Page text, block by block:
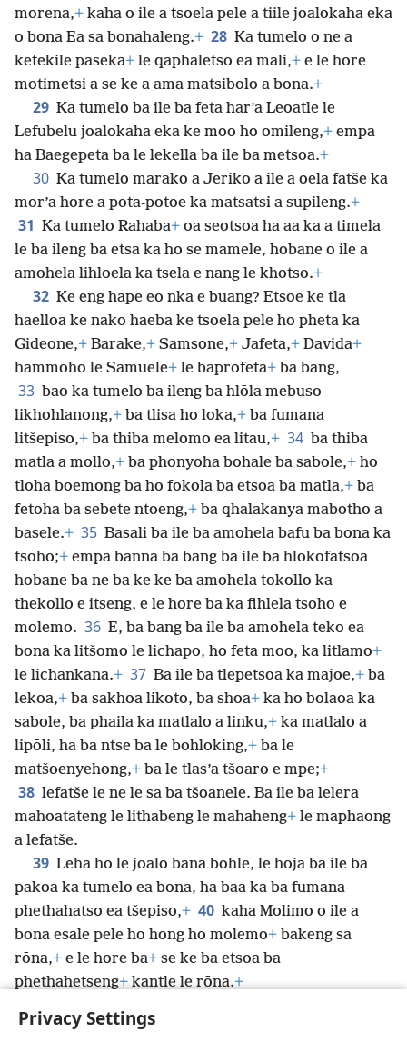
Privacy Settings
morena,+ kaha o ile a tsoela pele a tiile joalokaha eka
o bona Ea sa bonahaleng.+ 28 Ka tumelo o ne a
ketekile paseka+ le qaphaletso ea mali,+ e le hore
motimetsi a se ke a ama matsibolo a bona.+
29 Ka tumelo ba ile ba feta har’a Leoatle le
Lefubelu joalokaha eka ke moo ho omileng,+ empa
ha Baegepeta ba le lekella ba ile ba metsoa.+
30 Ka tumelo marako a Jeriko a ile a oela fatše ka
mor’a hore a pota-potoe ka matsatsi a supileng.+
31 Ka tumelo Rahaba+ oa seotsoa ha aa ka a timela
le ba ileng ba etsa ka ho se mamele, hobane o ile a
amohela lihloela ka tsela e nang le khotso.+
32 Ke eng hape eo nka e buang? Etsoe ke tla
haelloa ke nako haeba ke tsoela pele ho pheta ka
Gideone,+ Barake,+ Samsone,+ Jafeta,+ Davida+
hammoho le Samuele+ le baprofeta+ ba bang,
33 bao ka tumelo ba ileng ba hlōla mebuso
likhohlanong,+ ba tlisa ho loka,+ ba fumana
litšepiso,+ ba thiba melomo ea litau,+ 34 ba thiba
matla a mollo,+ ba phonyoha bohale ba sabole,+ ho
tloha boemong ba ho fokola ba etsoa ba matla,+ ba
fetoha ba sebete ntoeng,+ ba qhalakanya mabotho a
basele.+ 35 Basali ba ile ba amohela bafu ba bona ka
tsoho;+ empa banna ba bang ba ile ba hlokofatsoa
hobane ba ne ba ke ke ba amohela tokollo ka
thekollo e itseng, e le hore ba ka fihlela tsoho e
molemo. 36 E, ba bang ba ile ba amohela teko ea
bona ka litšomo le lichapo, ho feta moo, ka litlamo+
le lichankana.+ 37 Ba ile ba tlepetsoa ka majoe,+ ba
lekoa,+ ba sakhoa likoto, ba shoa+ ka ho bolaoa ka
sabole, ba phaila ka matlalo a linku,+ ka matlalo a
lipōli, ha ba ntse ba le bohloking,+ ba le
matšoenyehong,+ ba le tlas’a tšoaro e mpe;+
38 lefatše le ne le sa ba tšoanele. Ba ile ba lelera
mahoatateng le lithabeng le mahaheng+ le maphaong
a lefatše.
39 Leha ho le joalo bana bohle, le hoja ba ile ba
pakoa ka tumelo ea bona, ha baa ka ba fumana
phethahatso ea tšepiso,+ 40 kaha Molimo o ile a
bona esale pele ho hong ho molemo+ bakeng sa
rōna,+ e le hore ba+ se ke ba etsoa ba
phethahetseng+kantle le rōna.+